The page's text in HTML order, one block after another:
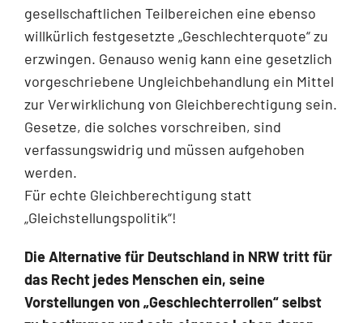
gesellschaftlichen Teilbereichen eine ebenso
willkürlich festgesetzte „Geschlechterquote“ zu
erzwingen. Genauso wenig kann eine gesetzlich
vorgeschriebene Ungleichbehandlung ein Mittel
zur Verwirklichung von Gleichberechtigung sein.
Gesetze, die solches vorschreiben, sind
verfassungswidrig und müssen aufgehoben
werden.
Für echte Gleichberechtigung statt
„Gleichstellungspolitik“!
Die Alternative für Deutschland in NRW tritt für
das Recht jedes Menschen ein, seine
Vorstellungen von „Geschlechterrollen“ selbst